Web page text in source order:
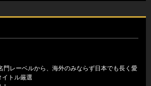
レーベルから、海外のみならず日本でも長く愛
イトル厳選